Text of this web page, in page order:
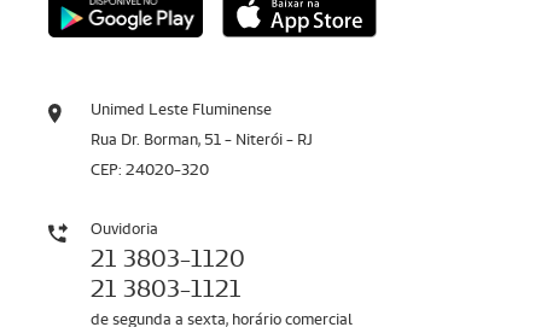
Unimed Leste Fluminense
Rua Dr. Borman, 51 - Niterói - RJ
CEP: 24020-320
Ouvidoria
21 3803-1120
21 3803-1121
de segunda a sexta, horário comercial